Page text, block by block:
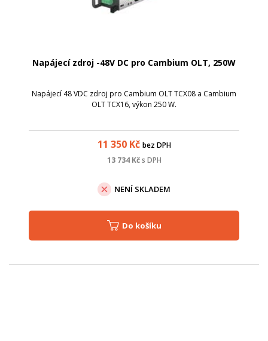
Napájecí zdroj -48V DC pro Cambium OLT, 250W
Napájecí 48 VDC zdroj pro Cambium OLT TCX08 a Cambium
OLT TCX16, výkon 250 W.
11 350Kč bez DPH
13 734Kč s DPH
NENÍ SKLADEM
Do košíku